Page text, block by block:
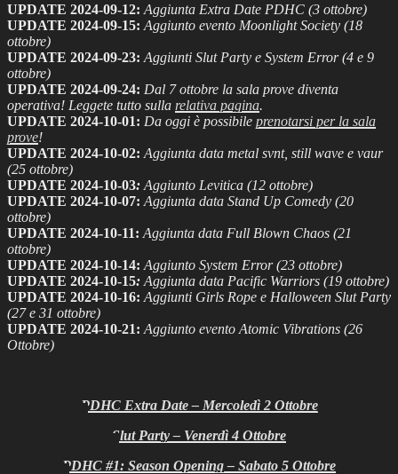
UPDATE 2024-09-12: Aggiunta Extra Date PDHC (3 ottobre)
UPDATE 2024-09-15: Aggiunto evento Moonlight Society (18
ottobre)
UPDATE 2024-09-23: Aggiunti Slut Party e System Error (4 e 9
ottobre)
UPDATE 2024-09-24: Dal 7 ottobre la sala prove diventa
operativa! Leggete tutto sulla relativa pagina.
UPDATE 2024-10-01: Da oggi è possibile prenotarsi per la sala
prove!
UPDATE 2024-10-02: Aggiunta data metal svnt, still wave e vaur
(25 ottobre)
UPDATE 2024-10-03: Aggiunto Levitica (12 ottobre)
UPDATE 2024-10-07: Aggiunta data Stand Up Comedy (20
ottobre)
UPDATE 2024-10-11: Aggiunta data Full Blown Chaos (21
ottobre)
UPDATE 2024-10-14: Aggiunto System Error (23 ottobre)
UPDATE 2024-10-15: Aggiunta data Pacific Warriors (19 ottobre)
UPDATE 2024-10-16: Aggiunti Girls Rope e Halloween Slut Party
(27 e 31 ottobre)
UPDATE 2024-10-21: Aggiunto evento Atomic Vibrations (26
Ottobre)
PDHC Extra Date – Mercoledì 2 Ottobre
Slut Party – Venerdì 4 Ottobre
PDHC #1: Season Opening – Sabato 5 Ottobre